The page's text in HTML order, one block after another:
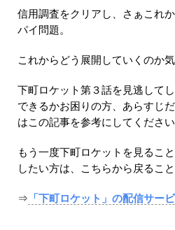
信用調査をクリアし、さぁこれ
パイ問題。
これからどう展開していくのか
下町ロケット第３話を見逃して
できるかお困りの方、あらすじ
はこの記事を参考にしてください
もう一度下町ロケットを見るこ
したい方は、こちらから戻ること
⇒ 「下町ロケット」の配信サー